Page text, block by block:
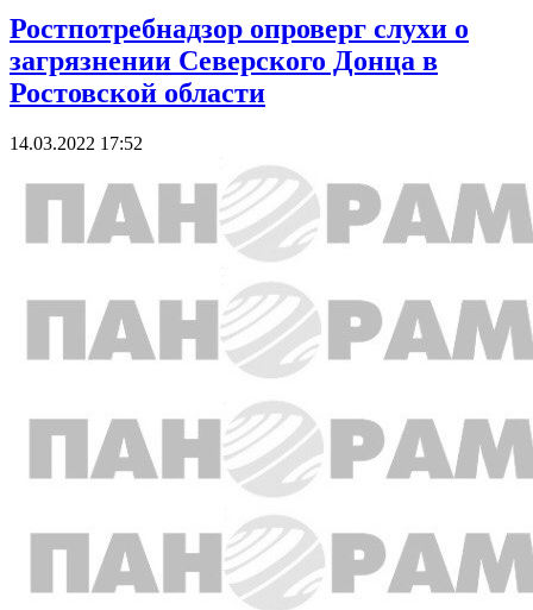
Ростпотребнадзор опроверг слухи о
загрязнении Северского Донца в
Ростовской области
14.03.2022 17:52